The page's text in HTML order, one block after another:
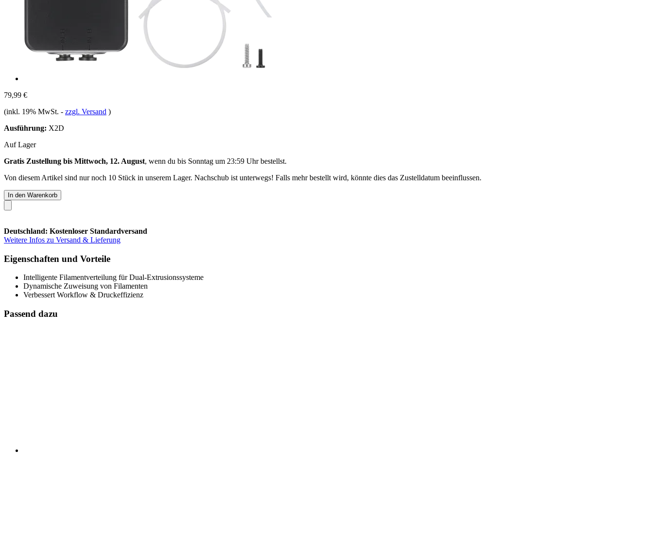
79,99 €
(inkl. 19% MwSt. - zzgl. Versand )
Ausführung: X2D
Auf Lager
Gratis Zustellung bis Mittwoch, 12. August, wenn du bis Sonntag um 23:59 Uhrbestellst.
Von diesem Artikel sind nur noch 10 Stück in unserem Lager. Nachschub ist unterwegs! Falls mehr bestellt wird, könnte dies das Zustelldatum beeinflussen.
In den Warenkorb
Deutschland: Kostenloser Standardversand
Weitere Infos zu Versand & Lieferung
Eigenschaften und Vorteile
Intelligente Filamentverteilung für Dual-Extrusionssysteme
Dynamische Zuweisung von Filamenten
Verbessert Workflow & Druckeffizienz
Passend dazu